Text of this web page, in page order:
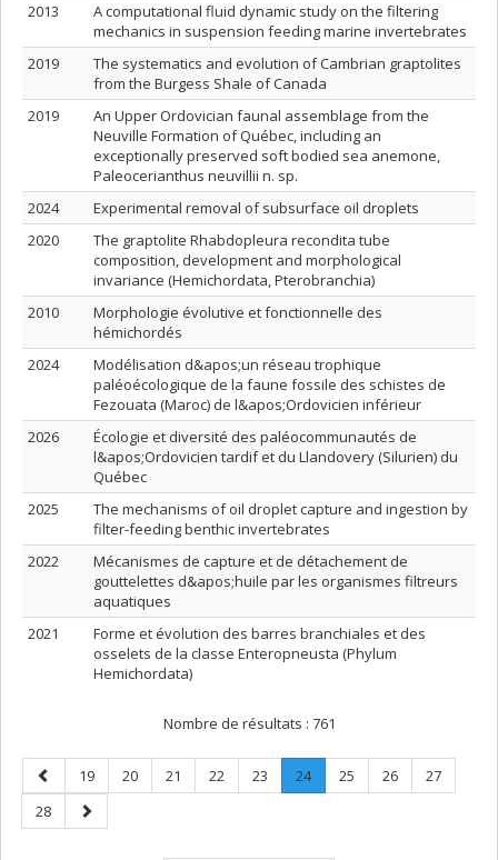
2013
A computational fluid dynamic study on the filtering
mechanics in suspension feeding marine invertebrates
2019
The systematics and evolution of Cambrian graptolites
from the Burgess Shale of Canada
2019
An Upper Ordovician faunal assemblage from the
Neuville Formation of Québec, including an
exceptionally preserved soft bodied sea anemone,
Paleocerianthus neuvillii n. sp.
2024
Experimental removal of subsurface oil droplets
2020
The graptolite Rhabdopleura recondita tube
composition, development and morphological
invariance (Hemichordata, Pterobranchia)
2010
Morphologie évolutive et fonctionnelle des
hémichordés
2024
Modélisation d&apos;un réseau trophique
paléoécologique de la faune fossile des schistes de
Fezouata (Maroc) de l&apos;Ordovicien inférieur
2026
Écologie et diversité des paléocommunautés de
l&apos;Ordovicien tardif et du Llandovery (Silurien) du
Québec
2025
The mechanisms of oil droplet capture and ingestion by
filter-feeding benthic invertebrates
2022
Mécanismes de capture et de détachement de
gouttelettes d&apos;huile par les organismes filtreurs
aquatiques
2021
Forme et évolution des barres branchiales et des
osselets de la classe Enteropneusta (Phylum
Hemichordata)
Nombre de résultats : 761
Page
précédente
Page
19 Page
20 Page
21 Page
22 Page
23 Page
24.
Page
Page
25 Page
26 Page
27
Page
28
Page
suivante